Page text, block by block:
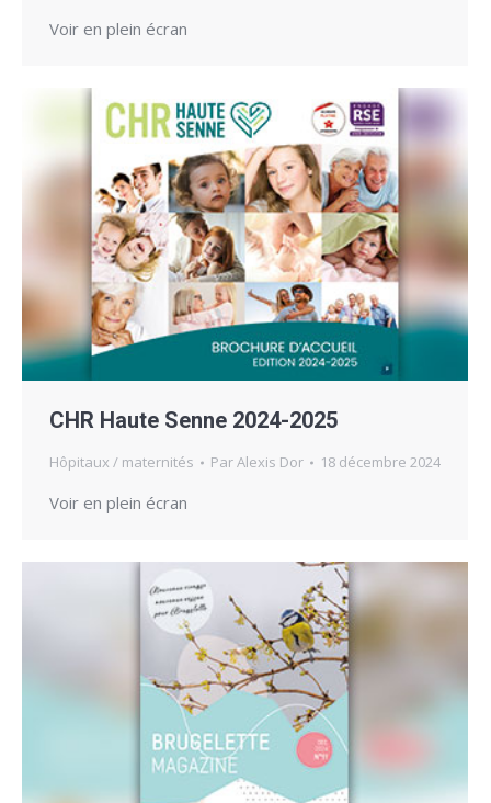
Voir en plein écran
CHR Haute Senne 2024-2025
Hôpitaux / maternités ParAlexis Dor 18 décembre 2024
Voir en plein écran